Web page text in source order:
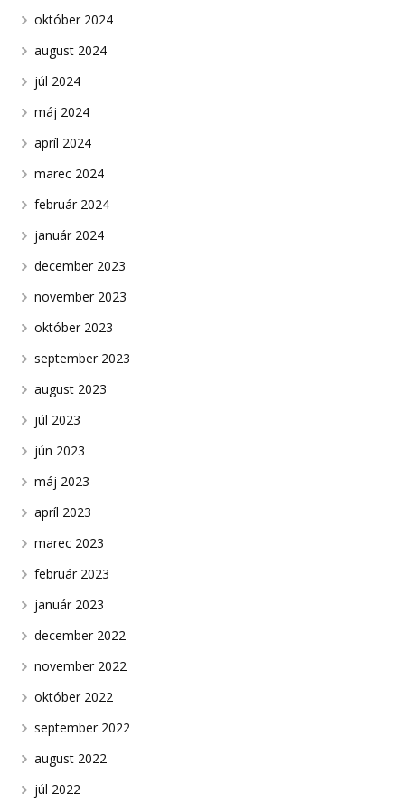
október 2024
august 2024
júl 2024
máj 2024
apríl 2024
marec 2024
február 2024
január 2024
december 2023
november 2023
október 2023
september 2023
august 2023
júl 2023
jún 2023
máj 2023
apríl 2023
marec 2023
február 2023
január 2023
december 2022
november 2022
október 2022
september 2022
august 2022
júl 2022